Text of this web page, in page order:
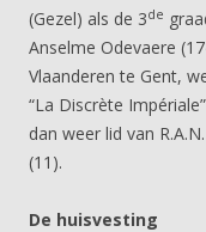
(Gezel) als de 3de
Anselme Odevaere
Vlaanderen te Gent,
“La Discrète
dan weer lid van
(11).
De huisvesting